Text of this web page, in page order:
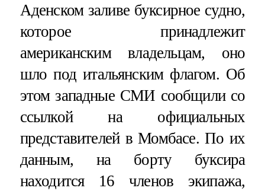
Аденском заливе буксирное судно,
которое принадлежит
американским владельцам, оно
шло под итальянским флагом. Об
этом западные СМИ сообщили со
ссылкой на официальных
представителей в Момбасе. По их
данным, на борту буксира
находится 16 членов экипажа,